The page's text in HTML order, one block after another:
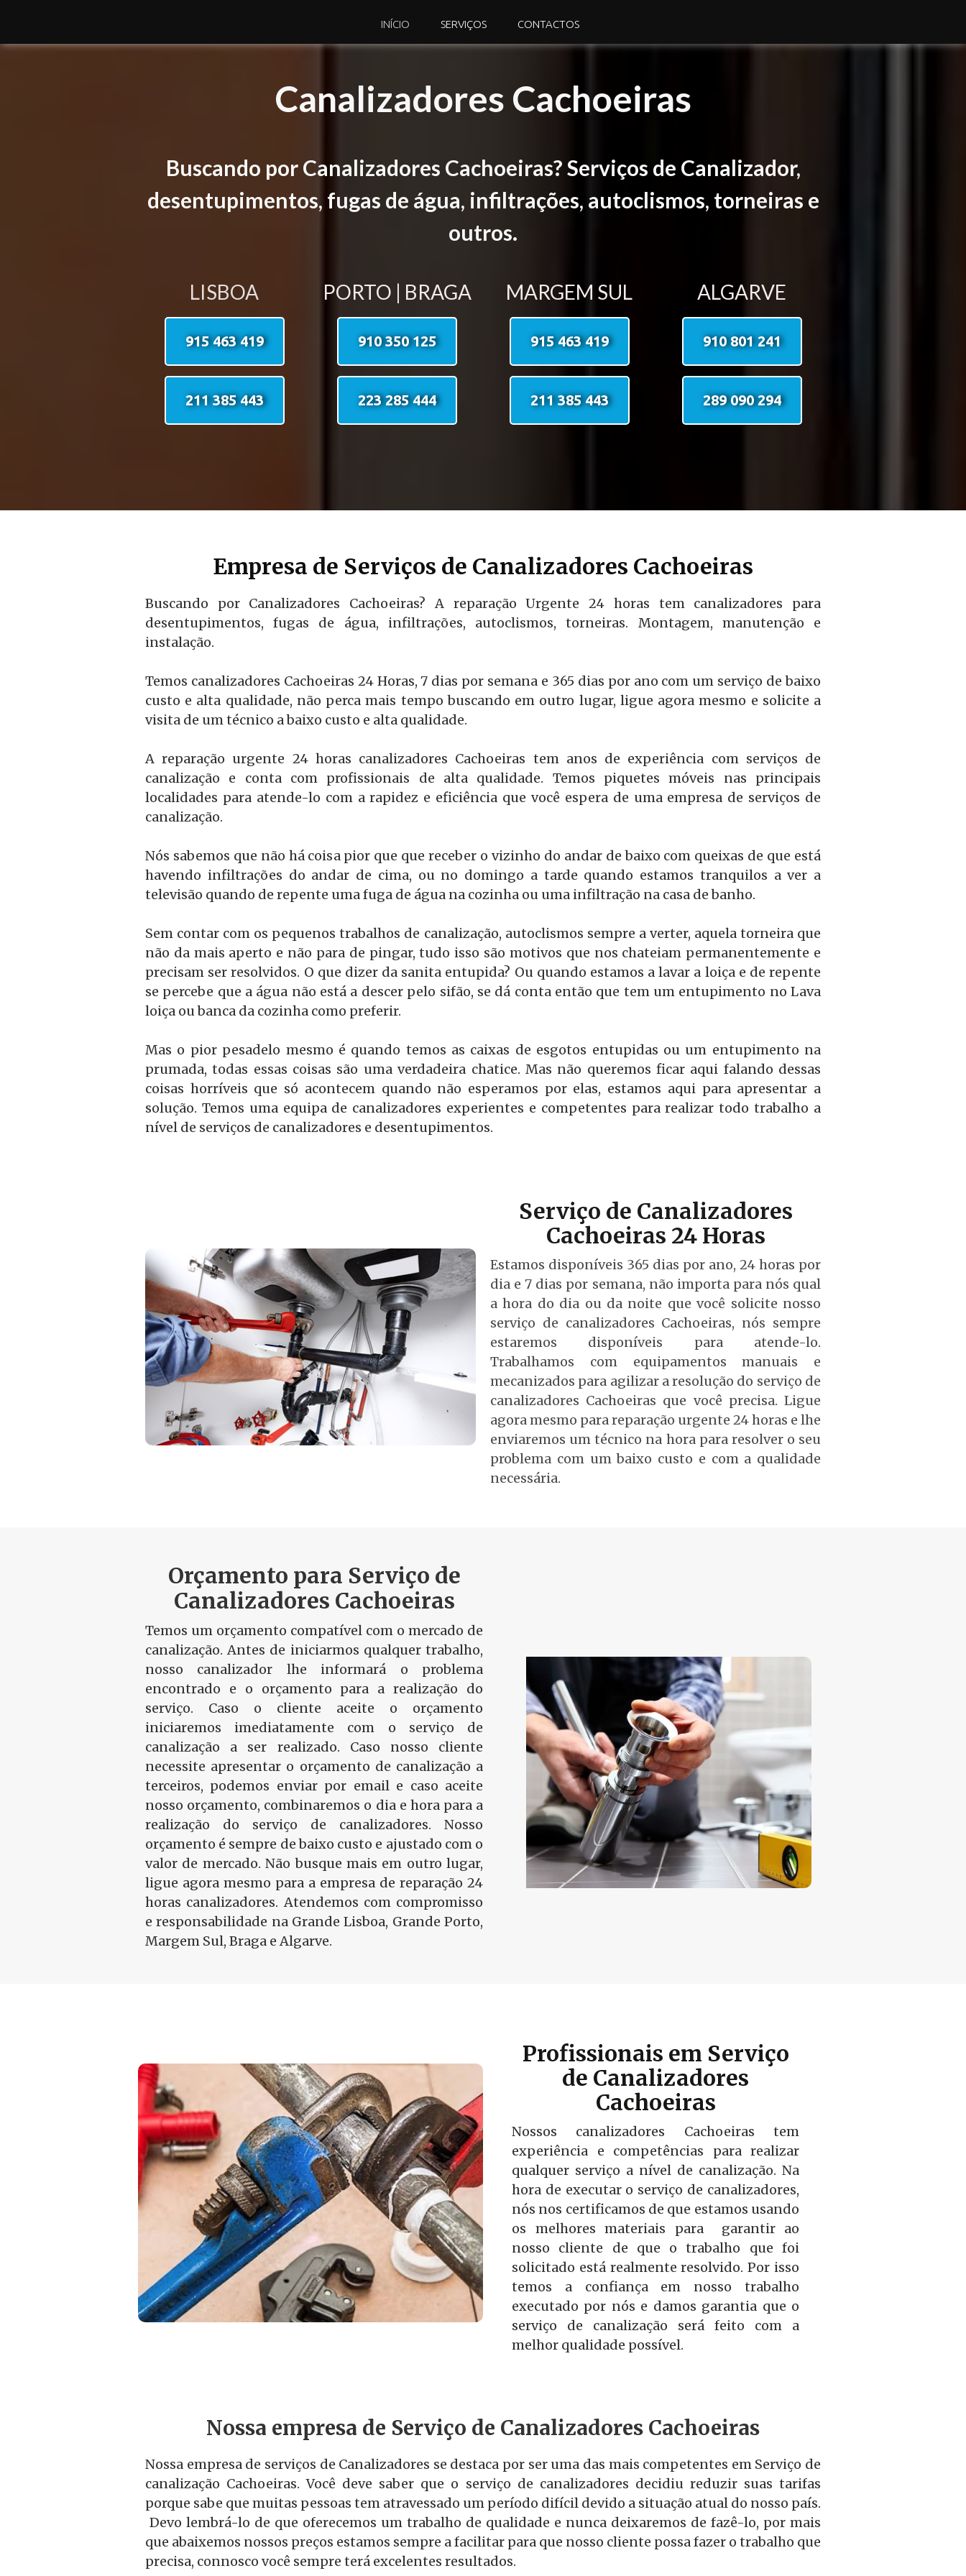
INÍCIO SERVIÇOS CONTACTOS
Canalizadores Cachoeiras
Buscando por Canalizadores Cachoeiras?Serviços de Canalizador,
desentupimentos, fugas de água, infiltrações, autoclismos, torneiras e
outros.
LISBOA
915 463 419
211 385 443
PORTO | BRAGA
910 350 125
223 285 444
MARGEM SUL
915 463 419
211 385 443
ALGARVE
910 801 241
289 090 294
Empresa de Serviços de Canalizadores Cachoeiras
Buscando por Canalizadores Cachoeiras? A reparação Urgente 24 horas tem canalizadores para
desentupimentos, fugas de água, infiltrações, autoclismos, torneiras. Montagem, manutenção e
instalação.
Temos canalizadores Cachoeiras 24 Horas, 7 dias por semana e 365 dias por ano com um serviço de baixo
custo e alta qualidade, não perca mais tempo buscando em outro lugar, ligue agora mesmo e solicite a
visita de um técnico a baixo custo e alta qualidade.
A reparação urgente 24 horas canalizadores Cachoeiras tem anos de experiência com serviços de
canalização e conta com profissionais de alta qualidade. Temos piquetes móveis nas principais
localidades para atende-lo com a rapidez e eficiência que você espera de uma empresa de serviços de
canalização.
Nós sabemos que não há coisa pior que que receber o vizinho do andar de baixo com queixas de que está
havendo infiltrações do andar de cima, ou no domingo a tarde quando estamos tranquilos a ver a
televisão quando de repente uma fuga de água na cozinha ou uma infiltração na casa de banho.
Sem contar com os pequenos trabalhos de canalização, autoclismos sempre a verter, aquela torneira que
não da mais aperto e não para de pingar, tudo isso são motivos que nos chateiam permanentemente e
precisam ser resolvidos. O que dizer da sanita entupida? Ou quando estamos a lavar a loiça e de repente
se percebe que a água não está a descer pelo sifão, se dá conta então que tem um entupimento no Lava
loiça ou banca da cozinha como preferir.
Mas o pior pesadelo mesmo é quando temos as caixas de esgotos entupidas ou um entupimento na
prumada, todas essas coisas são uma verdadeira chatice. Mas não queremos ficar aqui falando dessas
coisas horríveis que só acontecem quando não esperamos por elas, estamos aqui para apresentar a
solução. Temos uma equipa de canalizadores experientes e competentes para realizar todo trabalho a
nível de serviços de canalizadores e desentupimentos.
Serviço de Canalizadores
Cachoeiras 24 Horas
Estamos disponíveis 365 dias por ano, 24 horas por
dia e 7 dias por semana, não importa para nós qual
a hora do dia ou da noite que você solicite nosso
serviço de canalizadores Cachoeiras, nós sempre
estaremos disponíveis para atende-lo.
Trabalhamos com equipamentos manuais e
mecanizados para agilizar a resolução do serviço de
canalizadores Cachoeiras que você precisa. Ligue
agora mesmo para reparação urgente 24 horas e lhe
enviaremos um técnico na hora para resolver o seu
problema com um baixo custo e com a qualidade
necessária.
Orçamento para Serviço de
Canalizadores Cachoeiras
Temos um orçamento compatível com o mercado de
canalização. Antes de iniciarmos qualquer trabalho,
nosso canalizador lhe informará o problema
encontrado e o orçamento para a realização do
serviço. Caso o cliente aceite o orçamento
iniciaremos imediatamente com o serviço de
canalização a ser realizado. Caso nosso cliente
necessite apresentar o orçamento de canalização a
terceiros, podemos enviar por email e caso aceite
nosso orçamento, combinaremos o dia e hora para a
realização do serviço de canalizadores. Nosso
orçamento é sempre de baixo custo e ajustado com o
valor de mercado. Não busque mais em outro lugar,
ligue agora mesmo para a empresa de reparação 24
horas canalizadores. Atendemos com compromisso
e responsabilidade na Grande Lisboa, Grande Porto,
Margem Sul, Braga e Algarve.
Profissionais em Serviço
de Canalizadores
Cachoeiras
Nossos canalizadores Cachoeiras tem
experiência e competências para realizar
qualquer serviço a nível de canalização. Na
hora de executar o serviço de canalizadores,
nós nos certificamos de que estamos usando
os melhores materiais para garantir ao
nosso cliente de que o trabalho que foi
solicitado está realmente resolvido. Por isso
temos a confiança em nosso trabalho
executado por nós e damos garantia que o
serviço de canalização será feito com a
melhor qualidade possível.
Nossa empresa de Serviço de Canalizadores Cachoeiras
Nossa empresa de serviços de Canalizadores se destaca por ser uma das mais competentes em Serviço de
canalização Cachoeiras. Você deve saber que o serviço de canalizadores decidiu reduzir suas tarifas
porque sabe que muitas pessoas tem atravessado um período difícil devido a situação atual do nosso país.
Devo lembrá-lo de que oferecemos um trabalho de qualidade e nunca deixaremos de fazê-lo, por mais
que abaixemos nossos preços estamos sempre a facilitar para que nosso cliente possa fazer o trabalho que
precisa, connosco você sempre terá excelentes resultados.